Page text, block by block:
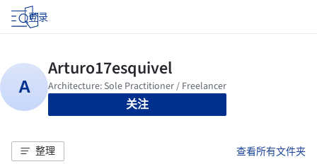
登录
关注
整理 查看所有文件夹